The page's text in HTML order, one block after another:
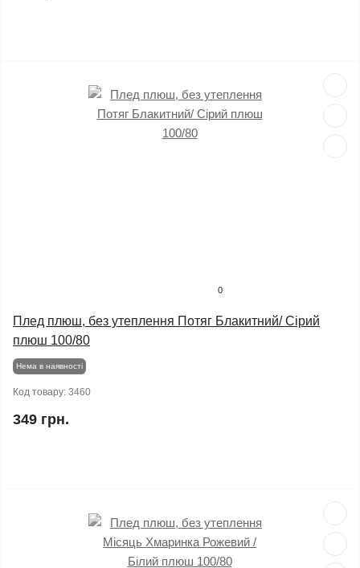
0
Плед плюш, без утеплення Потяг Блакитний/ Сірий
плюш 100/80
Нема в наявності
Код товару: 3460
349 грн.